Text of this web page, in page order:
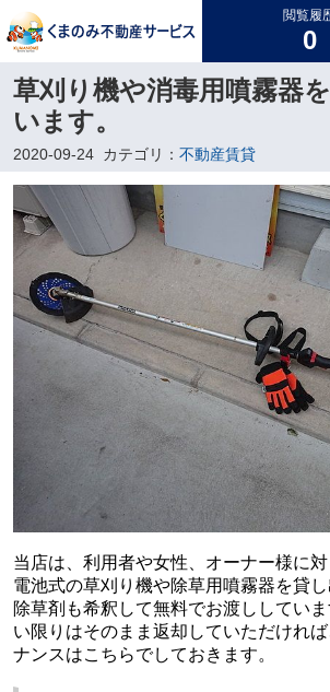
閲覧履
0
草刈り機や消毒用噴霧器
います。
2020-09-24 カテゴリ： 不動産賃貸
当店は、利用者や女性、オーナー様に
電池式の草刈り機や除草用噴霧器を貸し
除草剤も希釈して無料でお渡ししてい
い限りはそのまま返却していただけれ
ナンスはこちらでしておきます。